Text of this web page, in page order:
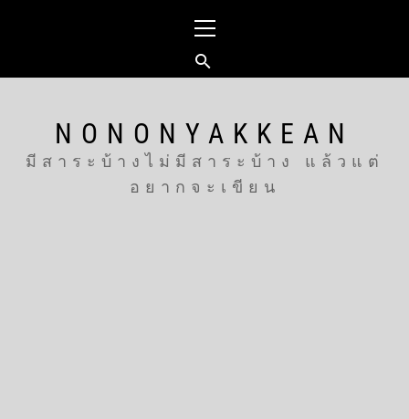
Menu
NONONYAKKEAN
มีสาระบ้างไม่มีสาระบ้าง แล้วแต่
อยากจะเขียน